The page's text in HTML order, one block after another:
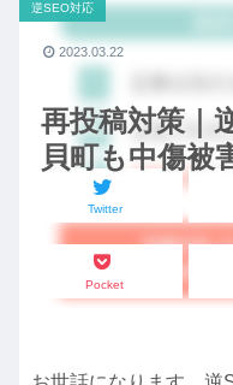
再投稿対策｜
貝町も中傷被
逆SEO対応
Twitter
Pocket
2023.03.22